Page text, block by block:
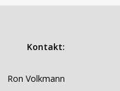
Kontakt:
Ron Volkmann